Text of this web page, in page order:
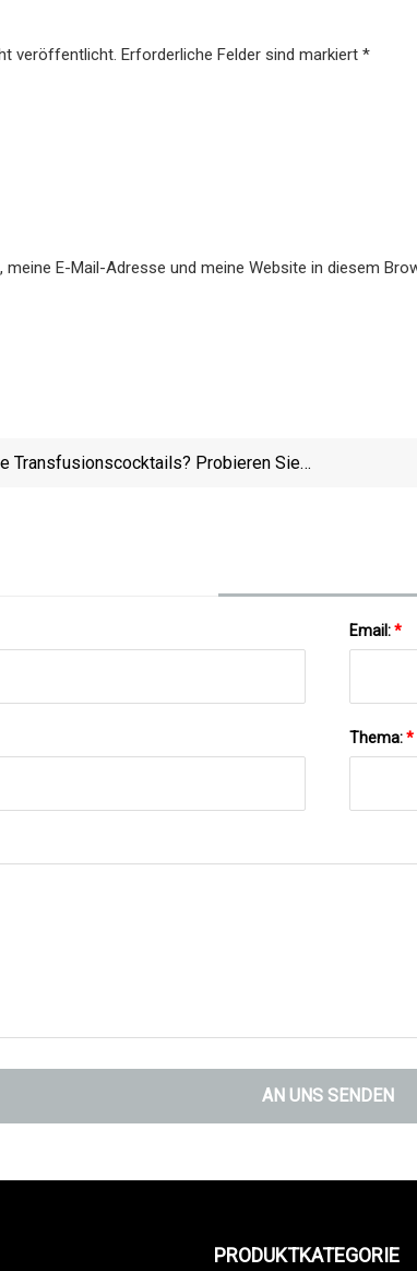
veröffentlicht. Erforderliche Felder sind markiert *
meine E-Mail-Adresse und meine Website in diesem
Probieren Sie
Email:*
Thema:*
AN UNS SENDEN
PRODUKTKATEGORIE